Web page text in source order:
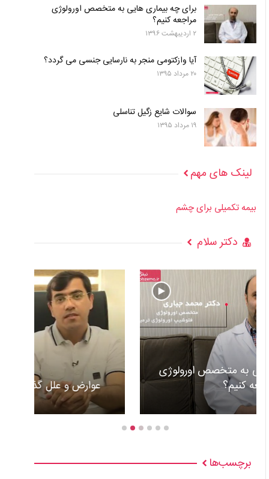
برای چه بیماری هایی به متخصص اورولوژی
مراجعه کنیم؟
۲ اردیبهشت ۱۳۹۶
آیا وازکتومی منجر به نارسایی جنسی می گردد؟
۲۰ مرداد ۱۳۹۵
سوالات شایع زگیل تناسلی
۱۹ مرداد ۱۳۹۵
لینک های مهم
بیمه تکمیلی برای چشم
دکتر سلام
عوارض و علل گذاشتن باطری قلب +ویدئو
برچسب‌ها